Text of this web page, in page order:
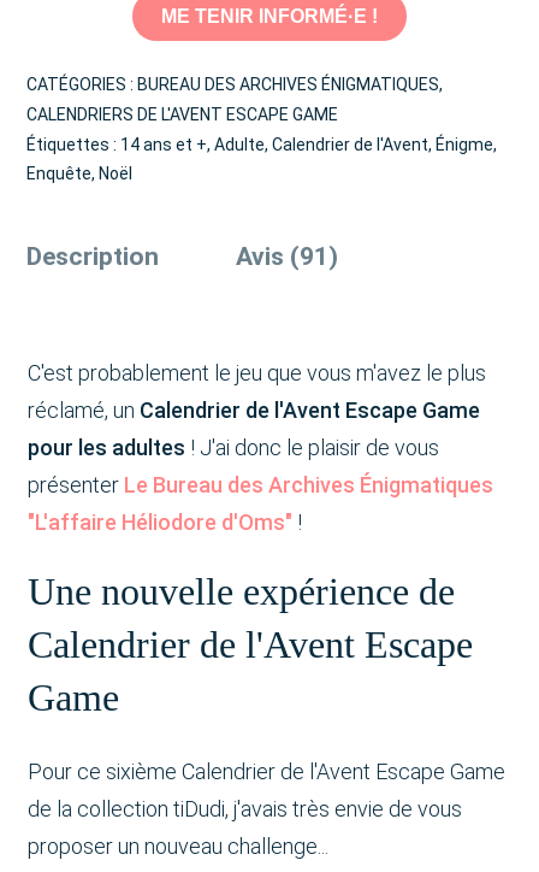
ME TENIR INFORMÉ·E !
CATÉGORIES : BUREAU DES ARCHIVES ÉNIGMATIQUES,
CALENDRIERS DE L'AVENT ESCAPE GAME
Étiquettes : 14 ans et +, Adulte, Calendrier de l'Avent, Énigme,
Enquête, Noël
Description Avis (91)
C'est probablement le jeu que vous m'avez le plus
réclamé, un Calendrier de l'Avent Escape Game
pour les adultes ! J'ai donc le plaisir de vous
présenter Le Bureau des Archives Énigmatiques
"L'affaire Héliodore d'Oms" !
Une nouvelle expérience de
Calendrier de l'Avent Escape
Game
Pour ce sixième Calendrier de l'Avent Escape Game
de la collection tiDudi, j'avais très envie de vous
proposer un nouveau challenge...